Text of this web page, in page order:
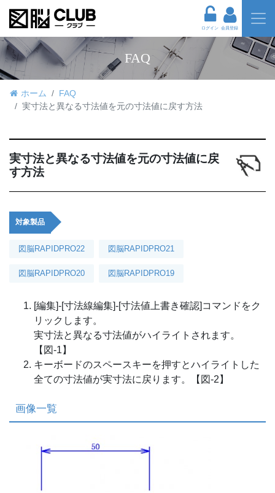
ログイン 会員登録
FAQ
ホーム
FAQ
実寸法と異なる寸法値を元の寸法値に戻す方法
実寸法と異なる寸法値を元の寸法値に戻
す方法
対象製品
図脳RAPIDPRO22 図脳RAPIDPRO21
図脳RAPIDPRO20 図脳RAPIDPRO19
[編集]-[寸法線編集]-[寸法値上書き確認]コマンドをク
リックします。
実寸法と異なる寸法値がハイライトされます。
【図-1】
キーボードのスペースキーを押すとハイライトした
全ての寸法値が実寸法に戻ります。【図-2】
画像一覧